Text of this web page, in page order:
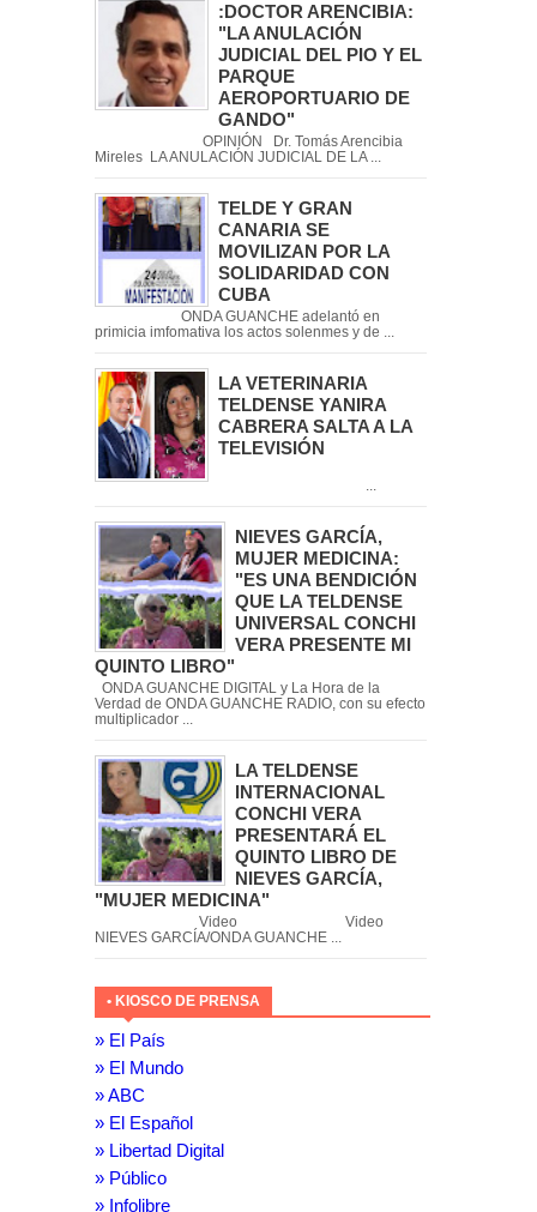
:DOCTOR ARENCIBIA:
"LA ANULACIÓN
JUDICIAL DEL PIO Y EL
PARQUE
AEROPORTUARIO DE
GANDO"
OPINIÓN Dr. Tomás Arencibia
Mireles LA ANULACIÓN JUDICIAL DE LA ...
TELDE Y GRAN
CANARIA SE
MOVILIZAN POR LA
SOLIDARIDAD CON
CUBA
ONDA GUANCHE adelantó en
primicia imfomativa los actos solenmes y de ...
LA VETERINARIA
TELDENSE YANIRA
CABRERA SALTA A LA
TELEVISIÓN
NIEVES GARCÍA,
MUJER MEDICINA:
"ES UNA BENDICIÓN
QUE LA TELDENSE
UNIVERSAL CONCHI
VERA PRESENTE MI
QUINTO LIBRO"
ONDA GUANCHE DIGITAL y La Hora de la
Verdad de ONDA GUANCHE RADIO, con su efecto
multiplicador ...
LA TELDENSE
INTERNACIONAL
CONCHI VERA
PRESENTARÁ EL
QUINTO LIBRO DE
NIEVES GARCÍA,
"MUJER MEDICINA"
Video Video
NIEVES GARCÍA/ONDA GUANCHE ...
• KIOSCO DE PRENSA
» El País
» El Mundo
» ABC
» El Español
» Libertad Digital
» Público
» Infolibre